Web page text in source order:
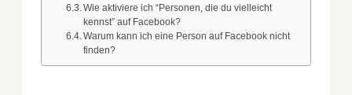
Wie aktiviere ich “Personen, die du vielleicht
kennst” auf Facebook?
Warum kann ich eine Person auf Facebook nicht
finden?